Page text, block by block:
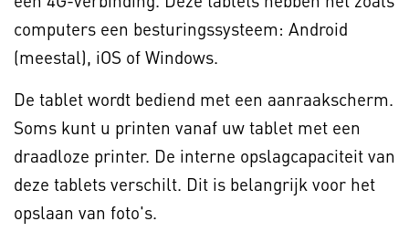
computers een besturingssysteem: Android
(meestal), iOS of Windows.
De tablet wordt bediend met een aanraakscherm.
Soms kunt u printen vanaf uw tablet met een
draadloze printer. De interne opslagcapaciteit van
deze tablets verschilt. Dit is belangrijk voor het
opslaan van foto's.